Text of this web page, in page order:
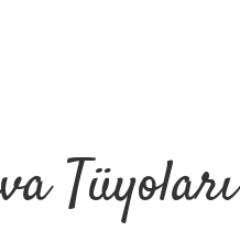
Tüyoları